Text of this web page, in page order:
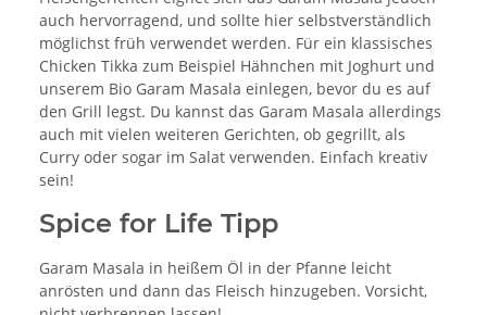
auch hervorragend, und sollte hier selbstverständlich
möglichst früh verwendet werden. Für ein klassisches
Chicken Tikka zum Beispiel Hähnchen mit Joghurt und
unserem Bio Garam Masala einlegen, bevor du es auf
den Grill legst. Du kannst das Garam Masala allerdings
auch mit vielen weiteren Gerichten, ob gegrillt, als
Curry oder sogar im Salat verwenden. Einfach kreativ
sein!
Spice for Life Tipp
Garam Masala in heißem Öl in der Pfanne leicht
anrösten und dann das Fleisch hinzugeben. Vorsicht,